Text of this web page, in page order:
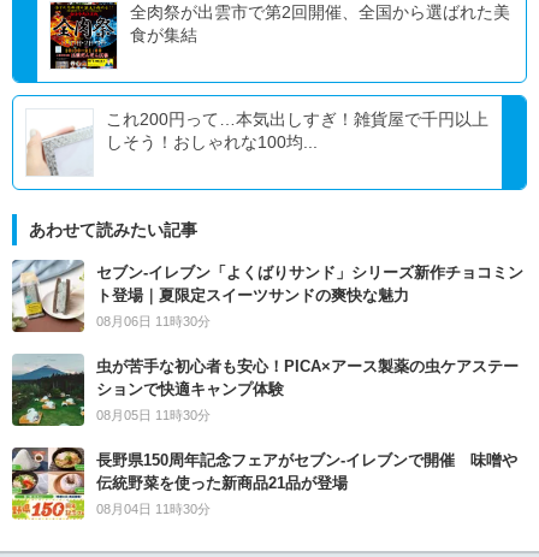
全肉祭が出雲市で第2回開催、全国から選ばれた美
食が集結
これ200円って…本気出しすぎ！雑貨屋で千円以上
しそう！おしゃれな100均...
あわせて読みたい記事
セブン‐イレブン「よくばりサンド」シリーズ新作チョコミン
ト登場｜夏限定スイーツサンドの爽快な魅力
08月06日 11時30分
虫が苦手な初心者も安心！PICA×アース製薬の虫ケアステー
ションで快適キャンプ体験
08月05日 11時30分
長野県150周年記念フェアがセブン-イレブンで開催 味噌や
伝統野菜を使った新商品21品が登場
08月04日 11時30分